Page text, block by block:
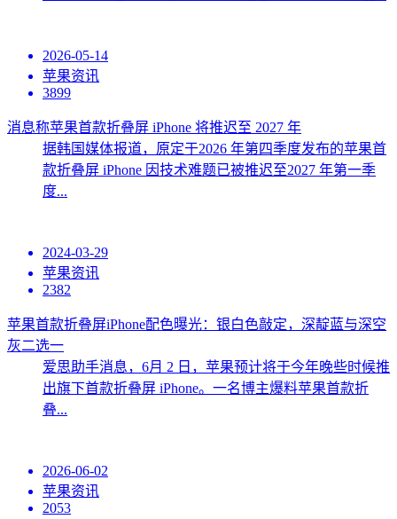
2026-05-14
苹果资讯
3899
消息称苹果首款折叠屏 iPhone 将推迟至 2027 年
据韩国媒体报道，原定于2026 年第四季度发布的苹果首
款折叠屏 iPhone 因技术难题已被推迟至2027 年第一季
度...
2024-03-29
苹果资讯
2382
苹果首款折叠屏iPhone配色曝光：银白色敲定，深靛蓝与深空
灰二选一
爱思助手消息，6月 2 日，苹果预计将于今年晚些时候推
出旗下首款折叠屏 iPhone。一名博主爆料苹果首款折
叠...
2026-06-02
苹果资讯
2053